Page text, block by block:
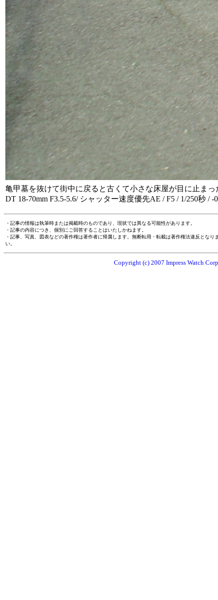
亀甲墓を抜けて街中に戻ると古くて小さな床屋が目に止ま
DT 18-70mm F3.5-5.6/ シャッター速度優先AE / F5 / 1/250秒 / -
・記事の情報は執筆時または掲載時のものであり、現状では異なる可能性があります。
・記事の内容につき、個別にご回答することはいたしかねます。
・記事、写真、図表などの著作権は著作者に帰属します。無断転用・転載は著作権法違反とな
い。
Copyright (c) 2007 Impress Watch